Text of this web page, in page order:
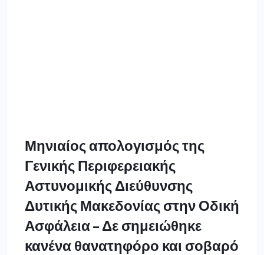
Μηνιαίος απολογισμός της
Γενικής Περιφερειακής
Αστυνομικής Διεύθυνσης
Δυτικής Μακεδονίας στην Οδική
Ασφάλεια – Δε σημειώθηκε
κανένα θανατηφόρο και σοβαρό